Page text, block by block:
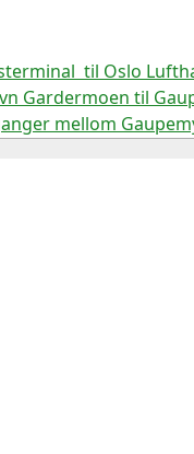
til Oslo
Gardermoen til
mellom